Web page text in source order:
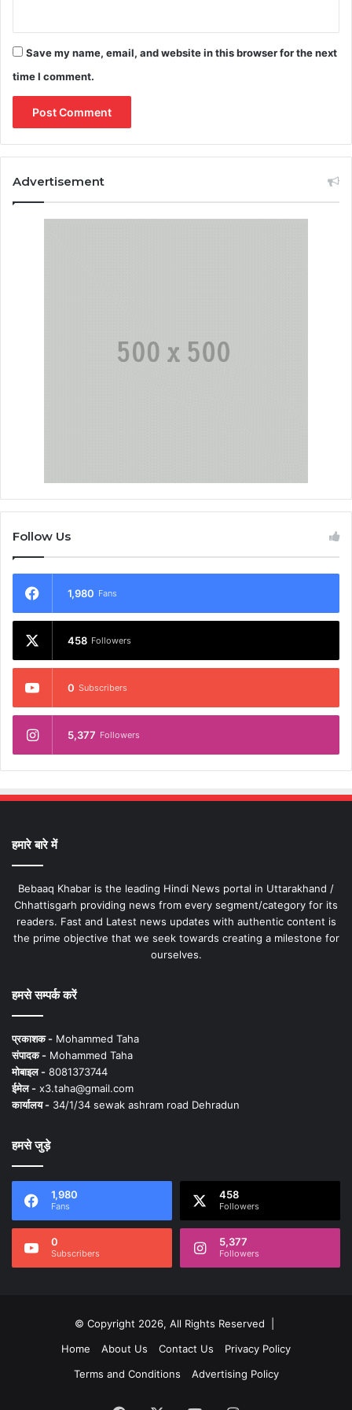
Save my name, email, and website in this browser for the next
time I comment.
Advertisement
Follow Us
1,980 Fans
458 Followers
0 Subscribers
5,377 Followers
हमारे बारे में
Bebaaq Khabar is the leading Hindi News portal in Uttarakhand /
Chhattisgarh providing news from every segment/category for its
readers. Fast and Latest news updates with authentic content is
the prime objective that we seek towards creating a milestone for
ourselves.
हमसे सम्पर्क करें
प्रकाशक - Mohammed Taha
संपादक - Mohammed Taha
मोबाइल - 8081373744
ईमेल - x3.taha@gmail.com
कार्यालय - 34/1/34 sewak ashram road Dehradun
हमसे जुड़े
1,980
Fans
458
Followers
0
Subscribers
5,377
Followers
© Copyright 2026, All Rights Reserved |
Home
About Us Contact Us
Privacy Policy
Terms and Conditions
Advertising Policy